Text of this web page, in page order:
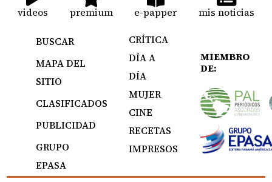
videos premium e-papper mis noticias
BUSCAR
MAPA DEL
SITIO
CLASIFICADOS
PUBLICIDAD
GRUPO
EPASA
CRÍTICA
DÍA A
DÍA
MUJER
CINE
RECETAS
IMPRESOS
MIEMBRO
DE: